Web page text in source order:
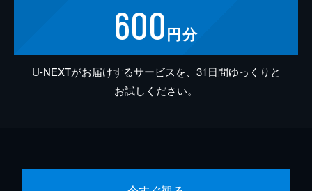
600円分
U-NEXTがお届けするサービスを、31日間ゆっくりと
お試しください。